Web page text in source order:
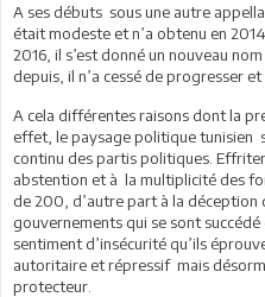
A ses débuts sous une autre
était modeste et n’a obtenu en
2016, il s’est donné un nouveau
depuis, il n’a cessé de progresser
A cela différentes raisons dont la
effet, le paysage politique
continu des partis politiques.
abstention et à la multiplicité des
de 200, d’autre part à la
gouvernements qui se sont
sentiment d’insécurité qu’ils
autoritaire et répressif mais
protecteur.